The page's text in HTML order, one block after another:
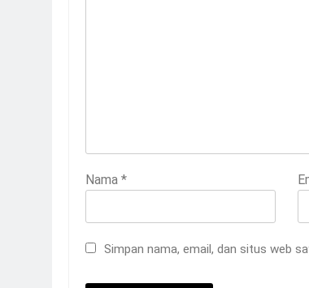
Nama *
Simpan nama, email, dan situs web